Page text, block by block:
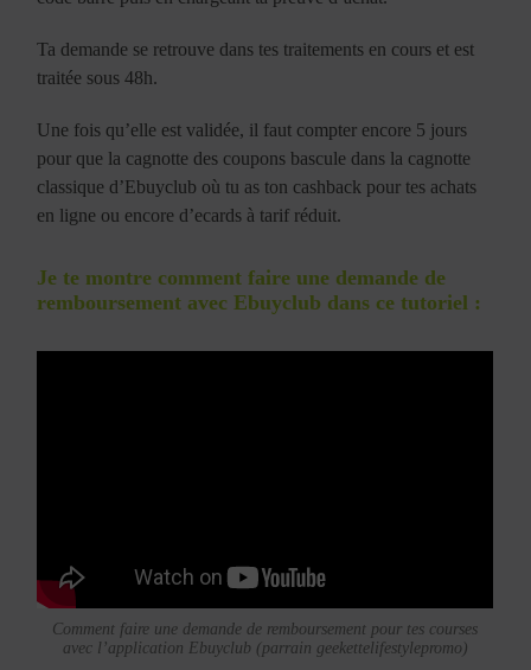
Ta demande se retrouve dans tes traitements en cours et est
traitée sous 48h.
Une fois qu’elle est validée, il faut compter encore 5 jours
pour que la cagnotte des coupons bascule dans la cagnotte
classique d’Ebuyclub où tu as ton cashback pour tes achats
en ligne ou encore d’ecards à tarif réduit.
Je te montre comment faire une demande de
remboursement avec Ebuyclub dans ce tutoriel :
Comment faire une demande de remboursement pour tes courses
avec l’application Ebuyclub (parrain geekettelifestylepromo)